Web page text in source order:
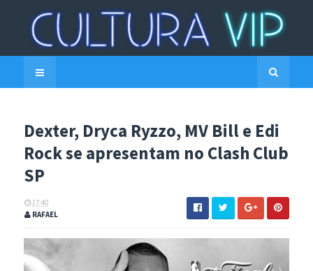
Dexter, Dryca Ryzzo, MV Bill e Edi
Rock se apresentam no Clash Club
SP
17:40
RAFAEL